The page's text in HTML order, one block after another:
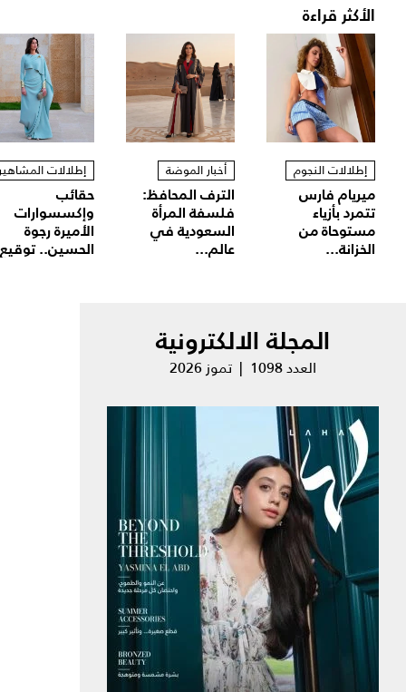
الأكثر قراءة
إطلالات النجوم
ميريام فارس
تتمرد بأزياء
مستوحاة من
الخزانة...
أخبار الموضة
الترف المحافظ:
فلسفة المرأة
السعودية في
عالم...
إطلالات
حقائب
وإكسسوارات
الأميرة رجوة
الحسين..
المجلة الالكترونية
العدد 1098 | تموز 2026